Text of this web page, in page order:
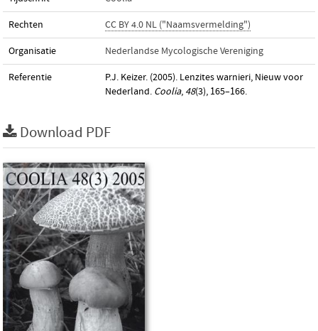
Rechten CC BY 4.0 NL ("Naamsvermelding")
Organisatie Nederlandse Mycologische Vereniging
Referentie
P.J. Keizer. (2005). Lenzites warnieri, Nieuw voor
Nederland. Coolia, 48(3), 165–166.
Download PDF